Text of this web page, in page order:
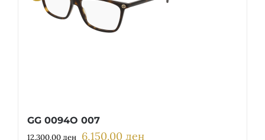
GG 0094O 007
12,300.00ден Original
6,150.00 денCurrent